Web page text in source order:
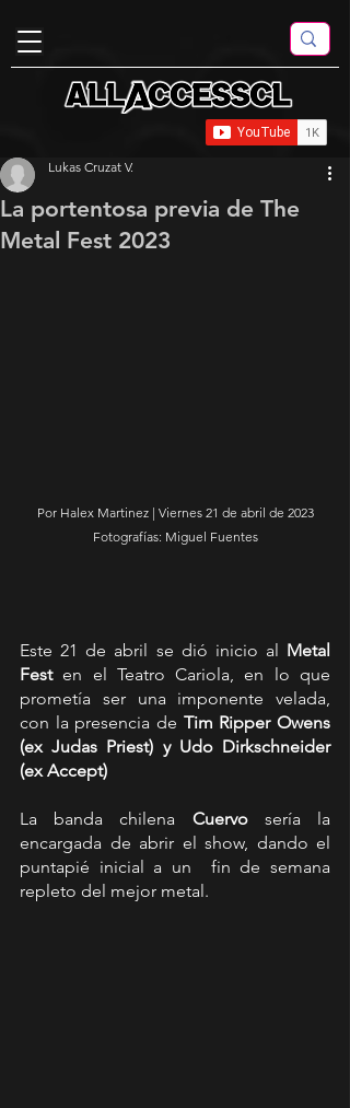
La portentosa previa de The
Metal Fest 2023
Lukas Cruzat V.
Por Halex Martinez | Viernes 21 de abril de 2023
Fotografías: Miguel Fuentes
Este 21 de abril se dió inicio al Metal
Fest en el Teatro Cariola, en lo que
prometía ser una imponente velada,
con la presencia de Tim Ripper Owens
(ex Judas Priest) y Udo Dirkschneider
(ex Accept)
La banda chilena Cuervo sería la
encargada de abrir el show, dando el
puntapié inicial a un  fin de semana
repleto del mejor metal.